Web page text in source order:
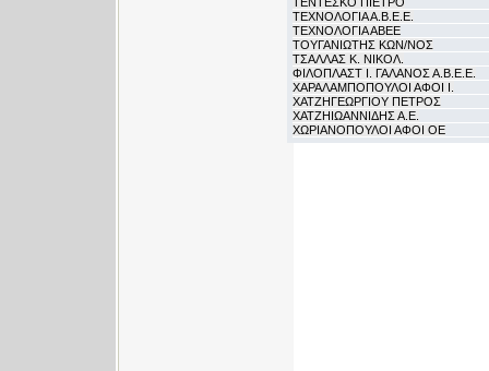
ΤΕΧΝΟΛΟΓΙΑ Α.Β.Ε.Ε.
ΤΕΧΝΟΛΟΓΙΑ ΑΒΕΕ
ΤΟΥΓΑΝΙΩΤΗΣ ΚΩΝ/ΝΟΣ
ΤΣΑΛΛΑΣ Κ. ΝΙΚΟΛ.
ΦΙΛΟΠΛΑΣΤ Ι. ΓΑΛΑΝΟΣ Α.Β.Ε.Ε.
ΧΑΡΑΛΑΜΠΟΠΟΥΛΟΙ ΑΦΟΙ Ι.
ΧΑΤΖΗΓΕΩΡΓΙΟΥ ΠΕΤΡΟΣ
ΧΑΤΖΗΙΩΑΝΝΙΔΗΣ Α.Ε.
ΧΩΡΙΑΝΟΠΟΥΛΟΙ ΑΦΟΙ ΟΕ